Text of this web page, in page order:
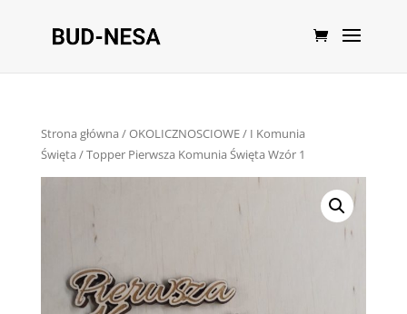
Strona główna /OKOLICZNOSCIOWE/ I Komunia
Święta / Topper Pierwsza Komunia Święta Wzór 1